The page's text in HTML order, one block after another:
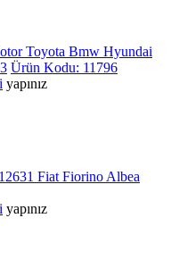
Toyota Bmw Hyundai
Ürün Kodu: 11796
yapınız
Fiat Fiorino Albea
yapınız